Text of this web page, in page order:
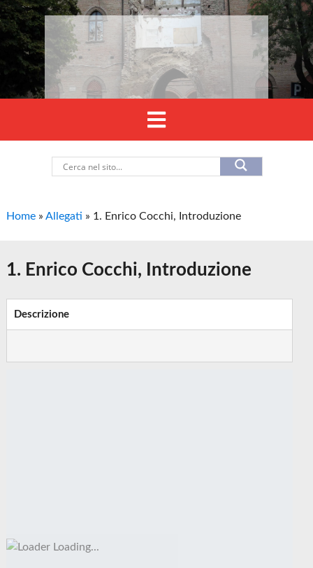
Home »Allegati » 1. Enrico Cocchi, Introduzione
1. Enrico Cocchi, Introduzione
Descrizione
Loading...